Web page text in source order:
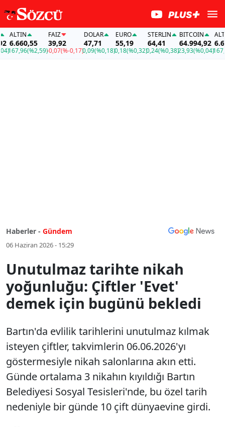
ALTIN
6.660,55
167,96(%2,59)
FAİZ
39,92
-0,07(%-0,17)
DOLAR
47,71
0,09(%0,18)
EURO
55,19
0,18(%0,32)
STERLIN
64,41
0,24(%0,38)
BITCOIN
64.994,92
23,93(%0,04)
ALTIN
167,96
Haberler - Gündem
06 Haziran 2026 - 15:29
Unutulmaz tarihte nikah
yoğunluğu: Çiftler 'Evet'
demek için bugünü bekledi
Bartın'da evlilik tarihlerini unutulmaz kılmak
isteyen çiftler, takvimlerin 06.06.2026'yı
göstermesiyle nikah salonlarına akın etti.
Günde ortalama 3 nikahın kıyıldığı Bartın
Belediyesi Sosyal Tesisleri'nde, bu özel tarih
nedeniyle bir günde 10 çift dünyaevine girdi.